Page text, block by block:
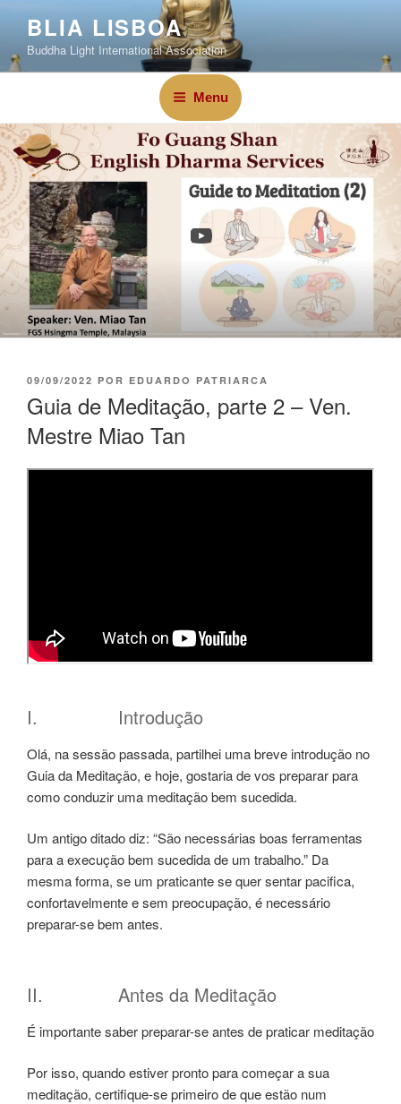
BLIA LISBOA
Buddha Light International Association
Menu
09/09/2022 POR EDUARDO PATRIARCA
Guia de Meditação, parte 2 – Ven.
Mestre Miao Tan
I. Introdução
Olá, na sessão passada, partilhei uma breve introdução no
Guia da Meditação, e hoje, gostaria de vos preparar para
como conduzir uma meditação bem sucedida.
Um antigo ditado diz: “São necessárias boas ferramentas
para a execução bem sucedida de um trabalho.” Da
mesma forma, se um praticante se quer sentar pacifica,
confortavelmente e sem preocupação, é necessário
preparar-se bem antes.
II. Antes da Meditação
É importante saber preparar-se antes de praticar meditação
Por isso, quando estiver pronto para começar a sua
meditação, certifique-se primeiro de que estão num